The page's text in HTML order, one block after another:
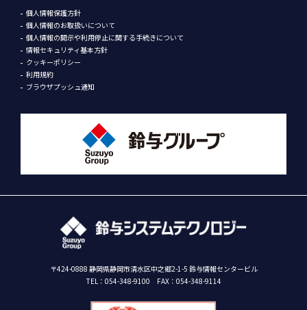
個人情報保護方針
個人情報のお取扱いについて
個人情報の開示や利用停止に関する手続きについて
情報セキュリティ基本方針
クッキーポリシー
利用規約
ブラウザプッシュ通知
〒424-0888 静岡県静岡市清水区中之郷2-1-5 鈴与情報センタービル
TEL： 054-348-9100 FAX：054-348-9114